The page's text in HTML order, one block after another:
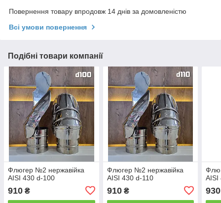
Повернення товару впродовж 14 днів за домовленістю
Всі умови повернення
Подібні товари компанії
Флюгер №2 нержавійка
AISI 430 d-100
910 ₴
Флюгер №2 нержавійка
AISI 430 d-110
910₴
AISI
930